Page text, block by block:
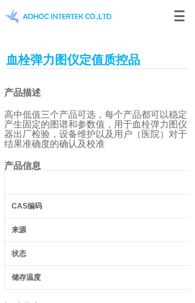
血栓弹力图仪定值质控品
产品描述
高中低值三个产品可选，每个产品都可以稳定
产生固定的图谱和参数值，用于血栓弹力图仪
器出厂检验，设备维护以及用户（医院）对于
结果准确度的确认及校准
产品信息
CAS编码
来源
状态
储存温度